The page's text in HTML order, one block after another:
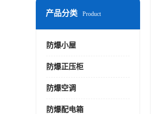
产品分类 Product
防爆小屋
防爆正压柜
防爆空调
防爆配电箱